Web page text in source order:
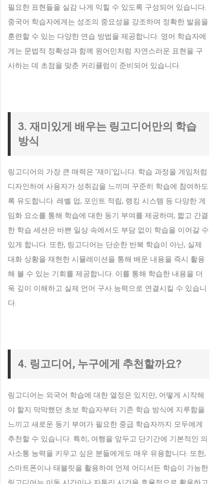
필요한 표현들을 실감 나게 익힐 수 있도록 구성되어 있습니다.
중국어 학습자에게는 성조의 중요성을 강조하며 정확한 발음을
훈련할 수 있는 다양한 연습 방법을 제공합니다. 영어 학습자에
게는 문법적 정확성과 함께 원어민처럼 자연스러운 표현을 구
사하는 데 초점을 맞춘 커리큘럼이 준비되어 있습니다.
3. 재미있게 배우는 링고디어만의 학습
방식
링고디어의 가장 큰 매력은 '재미'입니다. 학습 과정을 게임처럼
디자인하여 사용자가 성취감을 느끼며 꾸준히 학습에 참여하도
록 유도합니다. 레벨 업, 포인트 적립, 랭킹 시스템 등 다양한 게
임화 요소를 통해 학습에 대한 동기 부여를 제공하며, 짧고 간결
한 학습 세션은 바쁜 일상 속에서도 부담 없이 학습을 이어갈 수
있게 합니다. 또한, 링고디어는 단순한 반복 학습이 아닌, 실제
대화 상황을 재현한 시뮬레이션을 통해 배운 내용을 즉시 활용
해 볼 수 있는 기회를 제공합니다. 이를 통해 학습한 내용을 더
욱 깊이 이해하고 실제 언어 구사 능력으로 연결시킬 수 있습니
다.
4. 링고디어, 누구에게 추천할까요?
링고디어는 외국어 학습에 대한 열정은 있지만, 어떻게 시작해
야 할지 막막했던 초보 학습자부터 기존 학습 방식에 지루함을
느끼고 새로운 동기 부여가 필요한 중급 학습자까지 모두에게
추천할 수 있습니다. 특히, 여행을 앞두고 단기간에 기본적인 의
사소통 능력을 키우고 싶은 분들에게도 매우 유용합니다. 또한,
스마트폰이나 태블릿을 활용하여 언제 어디서든 학습이 가능한